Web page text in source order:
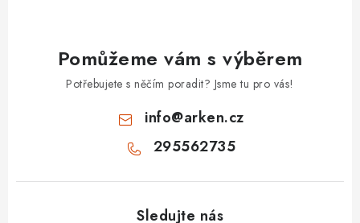
Pomůžeme vám s výběrem
Potřebujete s něčím poradit? Jsme tu pro vás!
info@arken.cz
295562735